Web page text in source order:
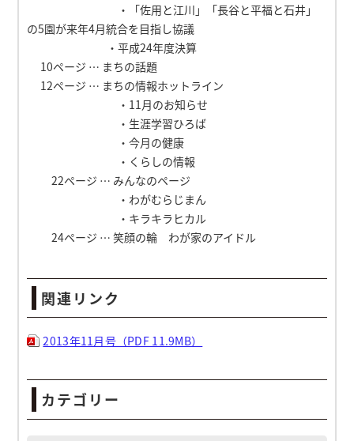
・「佐用と江川」「長谷と平福と石井」
の5園が来年4月統合を目指し協議
・平成24年度決算
10ページ … まちの話題
12ページ … まちの情報ホットライン
・11月のお知らせ
・生涯学習ひろば
・今月の健康
・くらしの情報
22ページ … みんなのページ
・わがむらじまん
・キラキラヒカル
24ページ … 笑顔の輪 わが家のアイドル
関連リンク
2013年11月号（PDF 11.9MB）
カテゴリー